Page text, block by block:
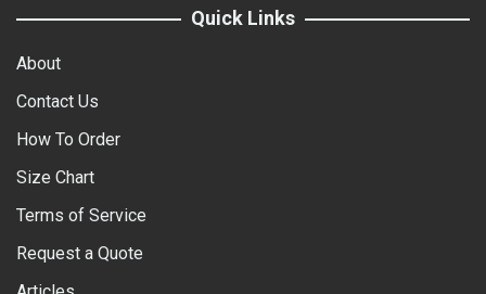
Quick Links
About
Contact Us
How To Order
Size Chart
Terms of Service
Request a Quote